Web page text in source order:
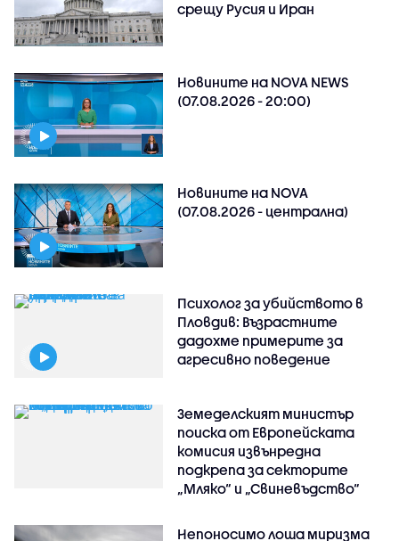
срещу Русия и Иран
Новините на NOVA NEWS
(07.08.2026 - 20:00)
Новините на NOVA
(07.08.2026 - централна)
Психолог за убийството в
Пловдив: Възрастните
дадохме примерите за
агресивно поведение
Земеделският министър
поиска от Европейската
комисия извънредна
подкрепа за секторите
„Мляко“ и „Свиневъдство“
Непоносимо лоша миризма